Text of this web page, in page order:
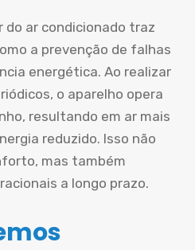
do ar condicionado traz
a prevenção de falhas
energética. Ao realizar
o aparelho opera
resultando em ar mais
reduzido. Isso não
mas também
a longo prazo.